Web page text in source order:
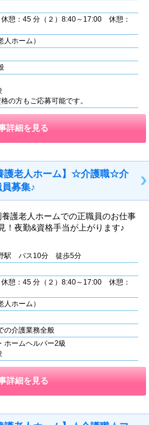
憩：45 分（２）8:40～17:00 休憩：
ホーム）
の方もご応募可能です。
詳細を見る
護老人ホーム】☆介護職☆介
募集♪
護老人ホームでの正職員のお仕事
夜勤&資格手当が上がります♪
駅 バス10分 徒歩5分
憩：45 分（２）8:40～17:00 休憩：
ホーム）
の介護業務全般
ホームヘルパー2級
詳細を見る